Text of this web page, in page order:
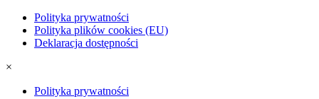
Polityka prywatności
Polityka plików cookies (EU)
Deklaracja dostępności
×
Polityka prywatności